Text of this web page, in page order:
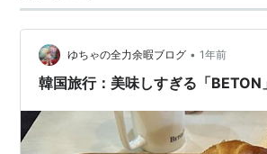
ゆちゃの全力余暇ブログ • 1年前
韓国旅行：美味しすぎる「BETON